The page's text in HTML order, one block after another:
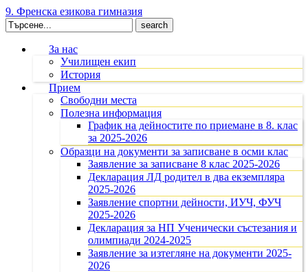
9. Френска езикова гимназия
Search
for:
За нас
Училищен екип
История
Прием
Свободни места
Полезна информация
График на дейностите по приемане в 8. клас
за 2025-2026
Образци на документи за записване в осми клас
Заявление за записване 8 клас 2025-2026
Декларация ЛД родител в два екземпляра
2025-2026
Заявление спортни дейности, ИУЧ, ФУЧ
2025-2026
Декларация за НП Ученически състезания и
олимпиади 2024-2025
Заявление за изтегляне на документи 2025-
2026